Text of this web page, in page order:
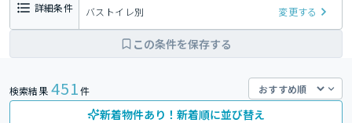
詳細条件 バストイレ別 変更する
この条件を保存する
検索結果 451件
新着物件あり！新着順に並び替え